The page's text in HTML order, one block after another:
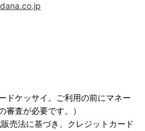
ドケッサイ。ご利用の前にマネー
審査が必要です。）
売法に基づき、クレジットカード